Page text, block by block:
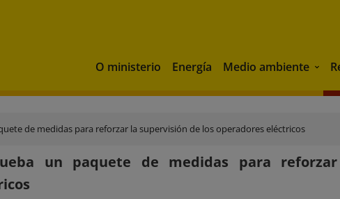
O ministerio Energía Medio ambiente
de medidas para reforzar la supervisión de los operadores eléctricos
un paquete de medidas para